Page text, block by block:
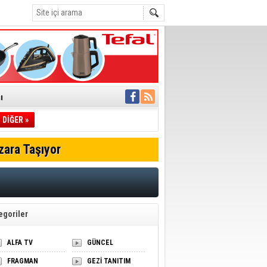
İletti
müdahale
DİĞER »
Taşıyor
ALFA TV GÜNCEL
FRAGMAN GEZİ TANITIM